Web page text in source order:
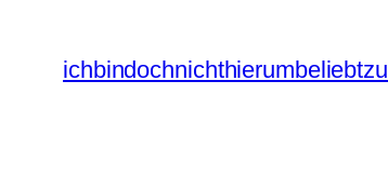
Inhalt
springen